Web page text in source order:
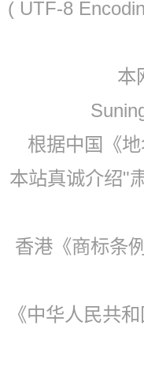
( UTF-8
本
根据中国《
本站真诚介绍"
香港《商标条
《中华人民共